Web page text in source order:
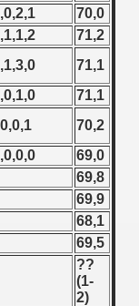
70,0
71,2
71,1
71,1
70,2
69,0
69,8
69,9
68,1
69,5
??
(1-
2)